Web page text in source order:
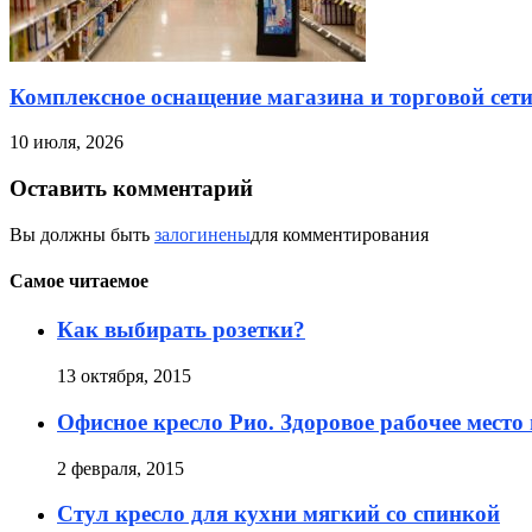
Комплексное оснащение магазина и торговой
10 июля, 2026
Оставить комментарий
Вы должны быть залогиненыдля комментирования
Самое читаемое
Как выбирать розетки?
13 октября, 2015
Офисное кресло Рио. Здоровое рабочее
2 февраля, 2015
Стул кресло для кухни мягкий со спинкой